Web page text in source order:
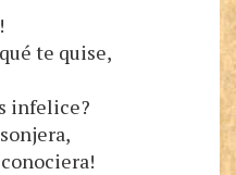
te quise,
infelice?